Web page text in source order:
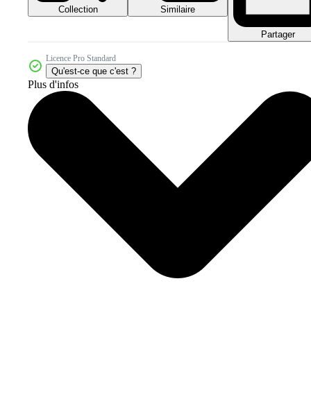
Collection Similaire
Partager
Licence Pro Standard
Qu'est-ce que c'est ?
Plus d'infos